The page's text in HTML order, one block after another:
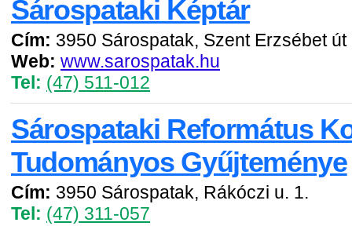
Sárospataki Képtár
Cím: 3950 Sárospatak, Szent Erzsébet út
Web: www.sarospatak.hu
Tel: (47) 511-012
Sárospataki Református
Tudományos Gyűjteménye
Cím: 3950 Sárospatak, Rákóczi u. 1.
Tel: (47) 311-057